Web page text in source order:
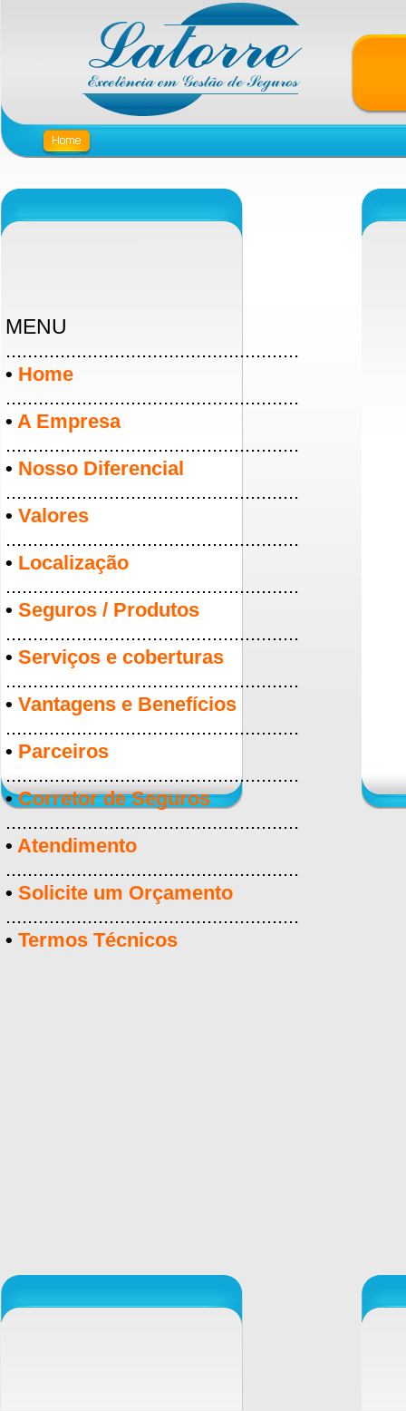
MENU
......................................................
• Home
......................................................
• A Empresa
......................................................
• Nosso Diferencial
......................................................
• Valores
......................................................
• Localização
......................................................
• Seguros / Produtos
......................................................
• Serviços e coberturas
......................................................
• Vantagens e Benefícios
......................................................
• Parceiros
......................................................
• Corretor de Seguros
......................................................
• Atendimento
......................................................
• Solicite um Orçamento
......................................................
• Termos Técnicos